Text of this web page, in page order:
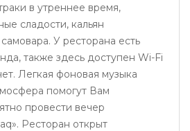
в утреннее время,
сладости, кальян
У ресторана есть
также здесь доступен Wi-Fi
Легкая фоновая музыка
помогут Вам
провести вечер
Ресторан открыт